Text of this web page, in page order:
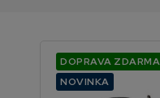
DOPRAVA ZDARMA
NOVINKA